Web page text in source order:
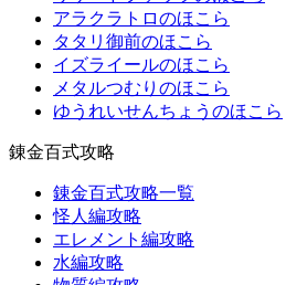
アラクラトロのほこら
タタリ御前のほこら
イズライールのほこら
メタルつむりのほこら
ゆうれいせんちょうのほこら
錬金百式攻略
錬金百式攻略一覧
怪人編攻略
エレメント編攻略
水編攻略